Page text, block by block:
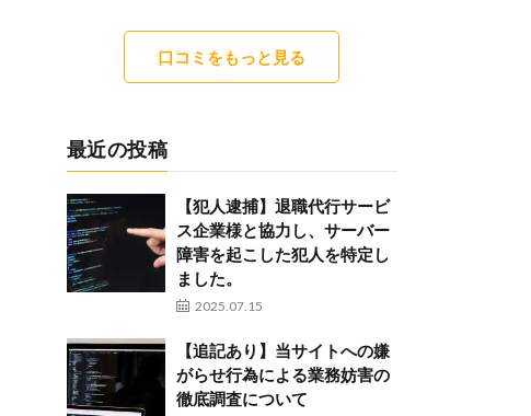
口コミをもっと見る
最近の投稿
【犯人逮捕】退職代行サービ
ス企業様と協力し、サーバー
障害を起こした犯人を特定し
ました。
2025.07.15
【追記あり】当サイトへの嫌
がらせ行為による業務妨害の
徹底調査について